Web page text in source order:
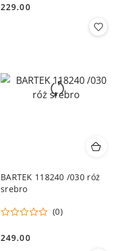
Cena:
229.00
BARTEK 118240 /030 róż
srebro
(0)
Cena:
249.00